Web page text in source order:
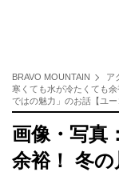
BRAVO MOUNTAIN
ア
寒くても水が冷たくても
ではの魅力」のお話【ユー
画像・写真
余裕！ 冬